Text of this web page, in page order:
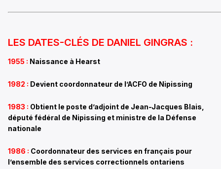
LES DATES-CLÉS DE DANIEL GINGRAS :
1955 : Naissance à Hearst
1982 : Devient coordonnateur de l’ACFO de Nipissing
1983 : Obtient le poste d’adjoint de Jean-Jacques Blais,
député fédéral de Nipissing et ministre de la Défense
nationale
1986 : Coordonnateur des services en français pour
l’ensemble des services correctionnels ontariens